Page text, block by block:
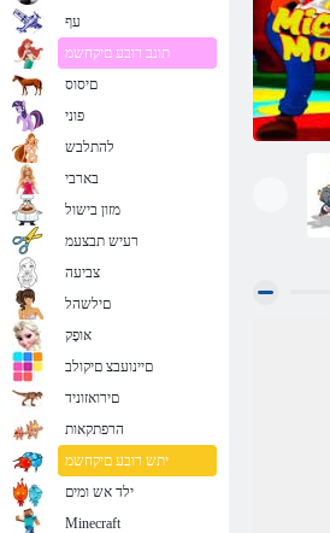
עף
תונב רובע םיקחשמ
םיסוס
פוני
להתלבש
בארבי
מזון בישול
רעיש תבצעמ
צביעה
םילשהל
אּופָק
םיינועבצ םיקולב
םירואזוניד
הרפתקאות
יתש רובע םיקחשמ
ילד אש ומים
Minecraft